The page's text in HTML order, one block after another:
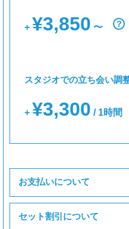
+ ¥3,850 〜 ？
スタジオでの立ち会い調
+ ¥3,300 / 1時間
お支払いについて
セット割引について